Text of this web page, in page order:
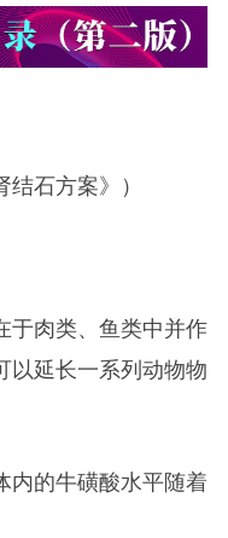
石方案》）
肉类、鱼类中并作
延长一系列动物物
内的牛磺酸水平随着